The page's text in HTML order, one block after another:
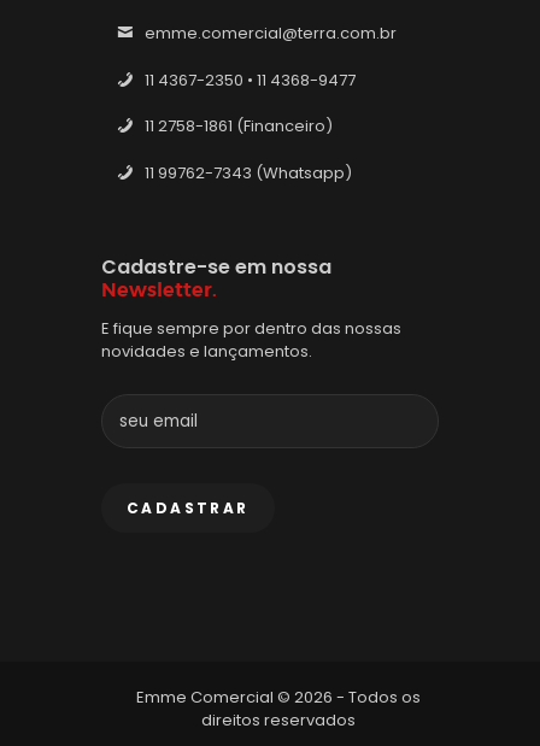
emme.comercial@terra.com.br
11 4367-2350 • 11 4368-9477
11 2758-1861 (Financeiro)
11 99762-7343 (Whatsapp)
Cadastre-se em nossa
Newsletter.
E fique sempre por dentro das nossas
novidades e lançamentos.
Emme Comercial © 2026 - Todos os
direitos reservados